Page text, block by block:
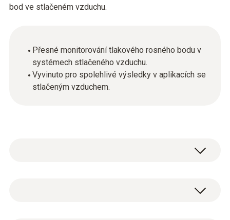
bod ve stlačeném vzduchu.
Přesné monitorování tlakového rosného bodu v
systémech stlačeného vzduchu.
Vyvinuto pro spolehlivé výsledky v aplikacích se
stlačeným vzduchem.